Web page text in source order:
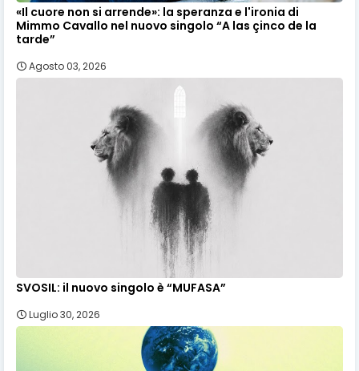
«Il cuore non si arrende»: la speranza e l'ironia di
Mimmo Cavallo nel nuovo singolo “A las çinco de la
tarde”
Agosto 03, 2026
SVOSIL: il nuovo singolo è “MUFASA”
Luglio 30, 2026